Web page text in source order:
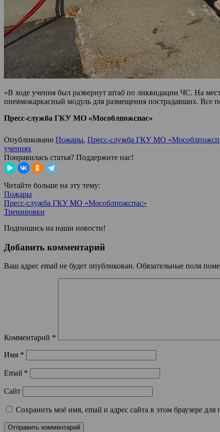
«В ходе учения был развернут штаб по ликвидации ЧС. На
пневмокаркасный модуль для размещения пострадавших.
Пресс-служба ГКУ МО «Мособлпожспас»
Опубликовано Пожары, Пресс-служба ГКУ МО
учениях
Понравилась статья? Поддержите нас!
Читайте больше на эту тему:
Пожары
Пресс-служба ГКУ МО «Мособлпожспас»
Тренировки
Подпишись на наши новости!
Добавить комментарий
Ваш адрес email не будет опубликован. Обязательные поля
Комментарий *
Имя *
Email *
Сайт
Сохранить моё имя, email и адрес сайта в этом браузере